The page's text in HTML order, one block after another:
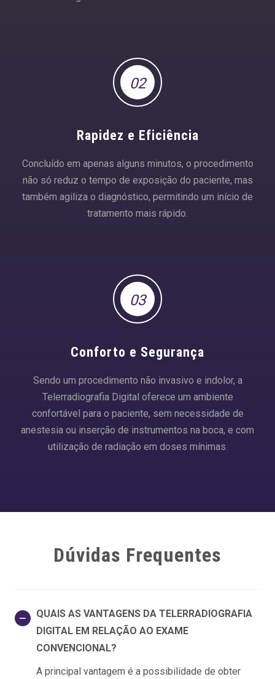
02
Rapidez e Eficiência
Concluído em apenas alguns minutos, o procedimento
não só reduz o tempo de exposição do paciente, mas
também agiliza o diagnóstico, permitindo um início de
tratamento mais rápido.
03
Conforto e Segurança
Sendo um procedimento não invasivo e indolor, a
Telerradiografia Digital oferece um ambiente
confortável para o paciente, sem necessidade de
anestesia ou inserção de instrumentos na boca, e com
utilização de radiação em doses mínimas.
Dúvidas Frequentes
QUAIS AS VANTAGENS DA TELERRADIOGRAFIA
DIGITAL EM RELAÇÃO AO EXAME
CONVENCIONAL?
A principal vantagem é a possibilidade de obter